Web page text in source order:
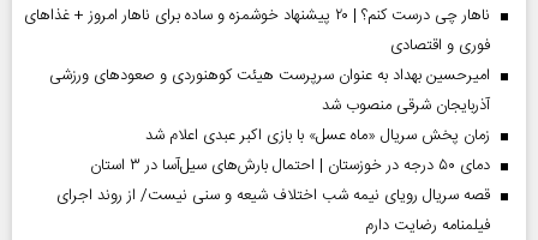
ناهار چی درست کنم؟ | ۲۰ پیشنهاد خوشمزه و ساده برای ناهار امروز + غذاهای
فوری و اقتصادی
امیرحسین بهداد به عنوان سرپرست هیئت کوهنوردی و صعودهای ورزشی
آذربایجان شرقی منصوب شد
زمان پخش سریال «ماه عسل» با بازی اکبر عبدی اعلام شد
دمای ۵۰ درجه در خوزستان | احتمال بارش‌های سیل‌آسا در ۳ استان
قصه سریال رویای نیمه شب اختلاف شیعه و سنی نیست/ از روند اجرای
فیلمنامه رضایت دارم